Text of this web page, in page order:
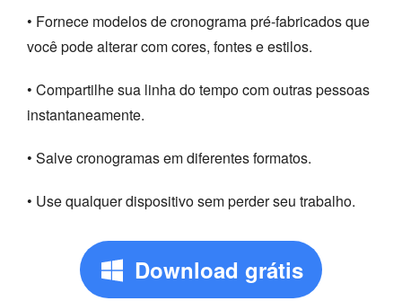
• Fornece modelos de cronograma pré-fabricados que
você pode alterar com cores, fontes e estilos.
• Compartilhe sua linha do tempo com outras pessoas
instantaneamente.
• Salve cronogramas em diferentes formatos.
• Use qualquer dispositivo sem perder seu trabalho.
Download grátis